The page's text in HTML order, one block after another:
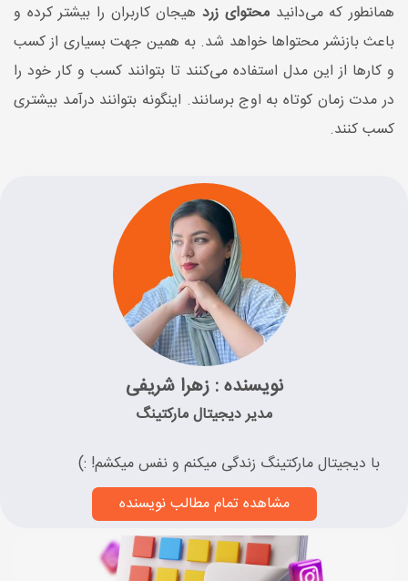
همانطور که می‌دانیدمحتوای زردهیجان کاربران را بیشتر کرده و
باعث بازنشر محتواها خواهد شد. به همین جهت بسیاری از کسب
و کارها از این مدل استفاده می‌کنند تا بتوانند کسب و کار خود را
در مدت زمان کوتاه به اوج برسانند. اینگونه بتوانند درآمد بیشتری
کسب کنند.
نویسنده : زهرا شریفی
مدیر دیجیتال مارکتینگ
با دیجیتال مارکتینگ زندگی میکنم و نفس میکشم! :)
مشاهده تمام مطالب نویسنده